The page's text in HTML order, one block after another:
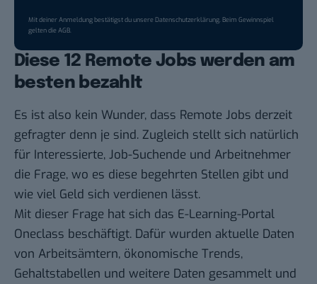
Mit deiner Anmeldung bestätigst du unsereDatenschutzerklärung. Beim Gewinnspiel
gelten dieAGB.
Diese 12 Remote Jobs werden am
besten bezahlt
Es ist also kein Wunder, dass Remote Jobs derzeit
gefragter denn je sind. Zugleich stellt sich natürlich
für Interessierte, Job-Suchende und Arbeitnehmer
die Frage, wo es diese begehrten Stellen gibt und
wie viel Geld sich verdienen lässt.
Mit dieser Frage hat sich das E-Learning-Portal
Oneclass beschäftigt. Dafür wurden aktuelle Daten
von Arbeitsämtern, ökonomische Trends,
Gehaltstabellen und weitere Daten gesammelt und